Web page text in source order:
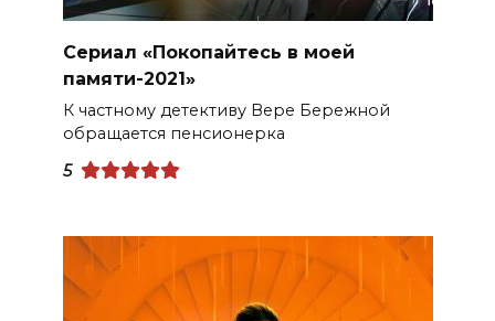
Сериал «Покопайтесь в моей
памяти-2021»
К частному детективу Вере Бережной
обращается пенсионерка
5